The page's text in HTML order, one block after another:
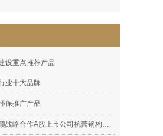
设重点推荐产品
业十大品牌
保推广产品
集派集成顶战略合作A股上市公司杭萧钢构（600477）集派全屋定制顶墙展厅完工!